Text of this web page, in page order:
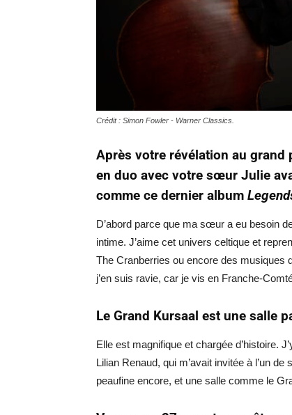
Crédit : Simon Fowler - Warner Classics.
Après votre révélation au grand
en duo avec votre sœur Julie
comme ce dernier album
D’abord parce que ma sœur a eu besoin
intime. J’aime cet univers celtique et
The Cranberries ou encore des musiques
j’en suis ravie, car je vis en Franche-
Le Grand Kursaal est une salle
Elle est magnifique et chargée d’histoire.
Lilian Renaud, qui m’avait invitée à l’un
peaufine encore, et une salle comme le